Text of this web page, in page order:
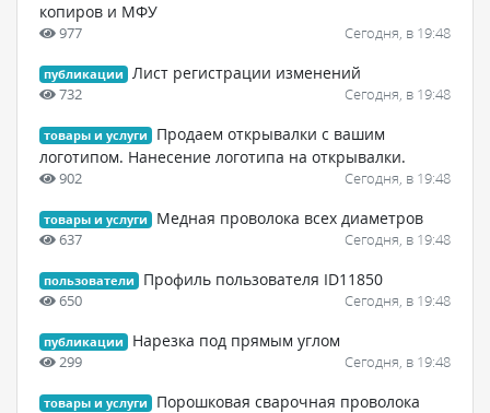
копиров и МФУ
977 Сегодня, в 19:48
публикации Лист регистрации изменений
732 Сегодня, в 19:48
товары и услуги
Продаем открывалки с вашим
логотипом. Нанесение логотипа на открывалки.
902 Сегодня, в 19:48
товары и услуги Медная проволока всех диаметров
637 Сегодня, в 19:48
пользователи Профиль пользователя ID11850
650 Сегодня, в 19:48
публикации Нарезка под прямым углом
299 Сегодня, в 19:48
товары и услуги
Порошковая сварочная проволока